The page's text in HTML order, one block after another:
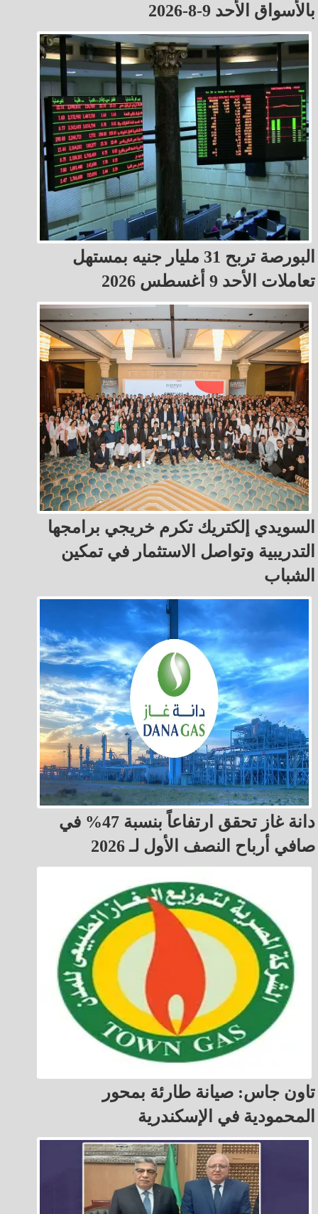
بالأسواق الأحد 9-8-2026
البورصة تربح 31 مليار جنيه بمستهل
تعاملات الأحد 9 أغسطس 2026
السويدي إلكتريك تكرم خريجي برامجها
التدريبية وتواصل الاستثمار في تمكين
الشباب
دانة غاز تحقق ارتفاعاً بنسبة 47% في
صافي أرباح النصف الأول لـ 2026
تاون جاس: صيانة طارئة بمحور
المحمودية في الإسكندرية